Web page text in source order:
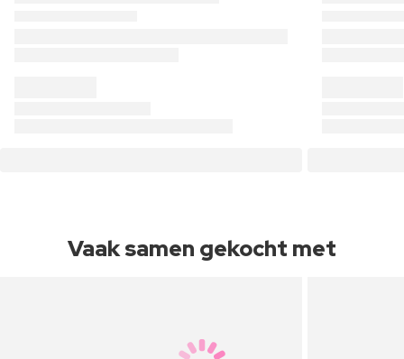
Vaak samen gekocht met